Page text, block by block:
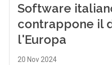
Software
contrappone il
l'Europa
20 Nov 2024